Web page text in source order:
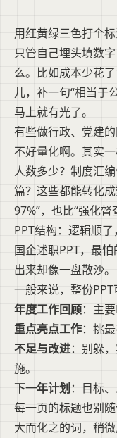
用红黄绿三色打个
只管自己埋头填数
么。比如成本少花
儿，补一句“相当于
马上就有光了。
有些做行政、党建
不好量化啊。其实
人数多少？制度汇
篇？这些都能转化
97%”，也比“强化督
PPT结构：逻辑顺
国企述职PPT，最
出来却像一盘散沙。
一般来说，整份PPT
年度工作回顾：主
重点亮点工作：挑
不足与改进：别躲
施。
下一年计划：目标
每一页的标题也别
大而化之的词，稍